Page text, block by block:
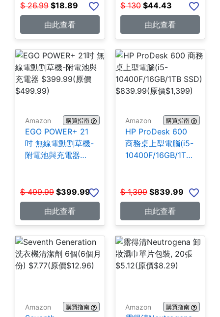
$ 26.99 $18.89
由此查看
$ 130 $44.43
由此查看
Amazon 購買指南
EGO POWER+ 21
吋 無線電動割草機-
附電池與充電器
$ 499.99 $399.99
由此查看
Amazon 購買指南
HP ProDesk 600
商務桌上型電腦(i5-
10400F/16GB/1TB
$ 1,399 $839.99
由此查看
Amazon 購買指南 Amazon 購買指南